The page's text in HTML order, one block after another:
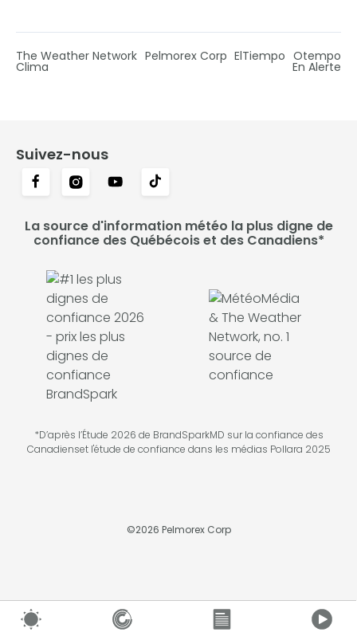
The Weather Network Pelmorex Corp ElTiempo Otempo
Clima En Alerte
Suivez-nous
La source d'information météo la plus digne de
confiance des Québécois et des Canadiens*
*D’après l’Étude 2026 de BrandSparkMD sur la confiance des
Canadienset l'étude de confiance dans les médias Pollara 2025
©2026 Pelmorex Corp